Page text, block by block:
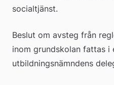
socialtjänst.
Beslut om avsteg från
inom grundskolan fattas i
utbildningsnämndens